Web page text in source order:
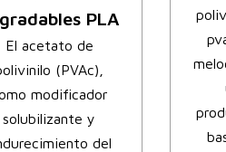
PLA
El acetato de
(PVAc),
modificador
solubilizante y
del